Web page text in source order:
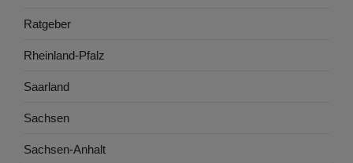
Ratgeber
Rheinland-Pfalz
Saarland
Sachsen
Sachsen-Anhalt